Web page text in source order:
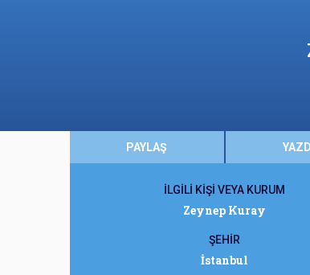
PAYLAŞ
İLGİLİ KİŞİ VEYA KURUM
Zeynep Kuray
ŞEHİR
İstanbul